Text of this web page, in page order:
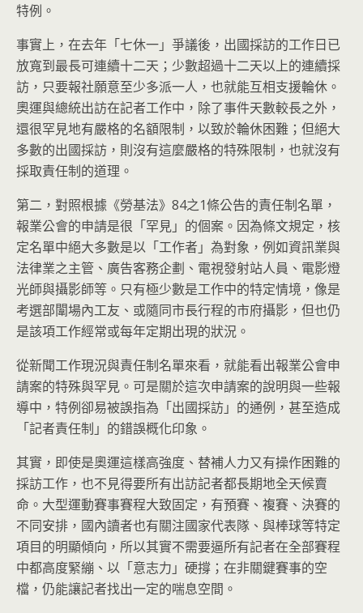
特例。
事實上，在去年「七休一」爭議後，出國採訪的工作日已
放寬到最長可連續十二天；少數超過十二天以上的連續採
訪，只要報社願意至少多派一人，也就能互相支援輪休。
奧運與總統出訪在記者工作中，除了事件天數較長之外，
還很罕見地有嚴格的名額限制，以致於輪休困難；但絕大
多數的出國採訪，則沒有這麼嚴格的特殊限制，也就沒有
採取責任制的道理。
第二，對照根據《勞基法》84之1條公告的責任制名單，
報業公會的申請是很「罕見」的個案。因為條文規定，核
定名單中絕大多數是以「工作者」為對象，例如資訊業與
法律業之主管、廣告客務企劃、電視發射站人員、電影燈
光師與攝影師等。只有極少數是工作中的特定情境，像是
考選部闈場內工友、或隨同市長行程的市府攝影，但也仍
是該項工作經常或每年定期出現的狀況。
從新聞工作現況與責任制名單來看，就能看出報業公會申
請案的特殊與罕見。可是關於這次申請案的說明與一些報
導中，特例卻易被誤指為「出國採訪」的通例，甚至造成
「記者責任制」的錯誤概化印象。
其實，即使是奧運這樣高強度、替補人力又有操作困難的
採訪工作，也不見得要所有出訪記者都長期地全天候賣
命。大型運動賽事賽程大致固定，有預賽、複賽、決賽的
不同安排，國內讀者也有關注國家代表隊、與棒球等特定
項目的明顯傾向，所以其實不需要逼所有記者在全部賽程
中都高度緊繃、以「意志力」硬撐；在非關鍵賽事的空
檔，仍能讓記者找出一定的喘息空間。